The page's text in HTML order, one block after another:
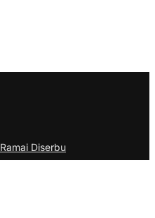
Diserbu